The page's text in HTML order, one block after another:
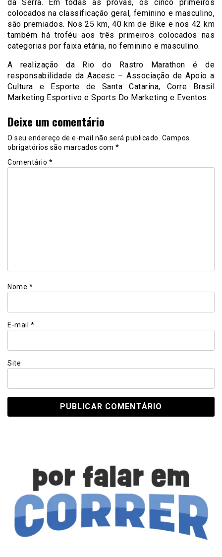
da Serra. Em todas as provas, os cinco primeiros
colocados na classificação geral, feminino e masculino,
são premiados. Nos 25 km, 40 km de Bike e nos 42 km
também há troféu aos três primeiros colocados nas
categorias por faixa etária, no feminino e masculino.
A realização da Rio do Rastro Marathon é de
responsabilidade da Aacesc – Associação de Apoio a
Cultura e Esporte de Santa Catarina, Corre Brasil
Marketing Esportivo e Sports Do Marketing e Eventos.
Deixe um comentário
O seu endereço de e-mail não será publicado. Campos
obrigatórios são marcados com *
Comentário *
Nome *
E-mail *
Site